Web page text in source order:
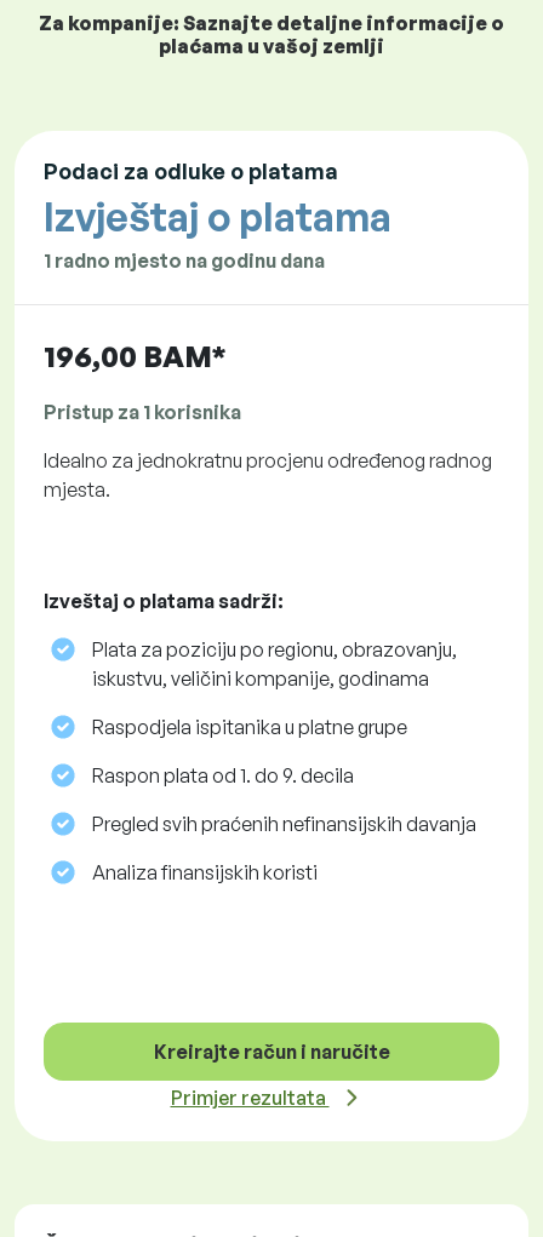
Za kompanije: Saznajte detaljne informacije o
plaćama u vašoj zemlji
Podaci za odluke o platama
Izvještaj o platama
1 radno mjesto na godinu dana
196,00 BAM*
Pristup za 1 korisnika
Idealno za jednokratnu procjenu određenog radnog
mjesta.
Izveštaj o platama sadrži:
Plata za poziciju po regionu, obrazovanju,
iskustvu, veličini kompanije, godinama
Raspodjela ispitanika u platne grupe
Raspon plata od 1. do 9. decila
Pregled svih praćenih nefinansijskih davanja
Analiza finansijskih koristi
Kreirajte račun i naručite
Primjer rezultata